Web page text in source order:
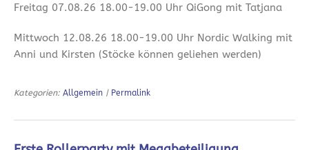
Freitag 07.08.26 18.00-19.00 Uhr QiGong mit Tatjana
Mittwoch 12.08.26 18.00-19.00 Uhr Nordic Walking mit
Anni und Kirsten (Stöcke können geliehen werden)
Kategorien: Allgemein | Permalink